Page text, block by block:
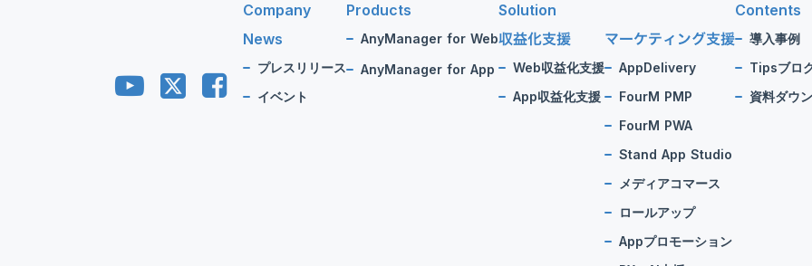
Company
News
プレスリリース
イベント
Products
AnyManager for Web
AnyManager for App
Solution
収益化支援
Web収益化支援
App収益化支援
マーケティング支援
AppDelivery
FourM PMP
FourM PWA
Stand App Studio
メディアコマース
ロールアップ
Appプロモーション
Contents
導入事例
Tipsブロ
資料ダウ